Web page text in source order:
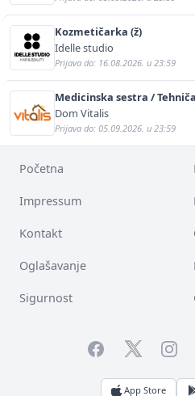
Kozmetičarka (ž)
Idelle studio
Prijava do: 16.08.2026. u 23:59
Medicinska sestra /
Dom Vitalis
Prijava do: 05.09.2026. u 23:59
Početna
Impressum
Kontakt
Oglašavanje
Sigurnost
FacebookTwitter
App Store